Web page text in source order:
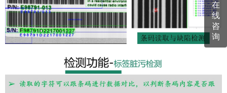
在
线
咨
询